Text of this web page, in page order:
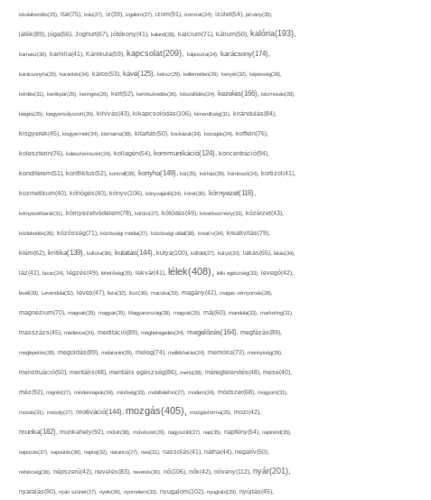
iskolakezdés(25), ital(75), ivás(27), íz(39), izgalom(27), izom(91), izomzat(24), ízület(54), járvány(35),
játék(89), jóga(56), Joghurt(67), jótékony(41), kaland(28), kalcium(71), kálium(50), kalória(193),
kamasz(30), kamilla(41), Kánikula(59), kapcsolat(209), káposzta(24), karácsony(174),
karácsonyfa(25), karantén(34), káros(53), kávé(125), keksz(29), kellemetlen(29), kenyér(32), képesség(28),
kérdés(31), kerékpár(25), keringés(26), kert(52), kertészkedés(26), készülődés(24), kezelés(166), kézmosás(28),
kiégés(25), kiegyensúlyozott(26), kihívás(43), kikapcsolódás(106), kimerültség(31), kirándulás(84),
kisgyerek(45), kisgyermek(34), kismama(38), kitartás(50), kockázat(34), kocogás(24), koffein(76),
koleszterin(76), koleszterinszint(24), kollagén(54), kommunikáció(124), koncentráció(94),
konditerem(51), konfliktus(52), kontroll(28), konyha(149), kór(25), kórház(29), kórokozó(24), kortizol(41),
kozmetikum(40), köhögés(40), könyv(106), könyvajánló(24), köret(30), környezet(116),
környezetbarát(31), környezetvédelem(78), köröm(27), kötődés(49), következmény(33), közérzet(43),
közlekedés(26), közösség(71), közösségi média(27), közösségi oldal(38), kreatív(34), kreativitás(79),
krém(62), kritika(139), kultúra(36), kutatás(144), kutya(100), külföld(27), kütyü(33), lakás(65), látás(34),
láz(42), lazac(24), légzés(49), lehetőség(25), lekvár(41), lélek(408), lelki egészség(33), levegő(42),
levél(28), Levendula(32), leves(47), lista(32), liszt(36), macska(33), magány(42), magas vérnyomás(28),
magnézium(70), magvak(25), magyar(25), Magyarország(28), magzat(25), máj(60), mandula(33), marketing(31),
masszázs(45), medence(24), meditáció(89), megbetegedés(24), megelőzés(164), megfázás(89),
meglepetés(28), megoldás(89), melatonin(29), meleg(74), mellékhatás(24), memória(72), mennyiség(26),
menstruáció(50), mentális(48), mentális egészség(86), menü(28), méregtelenítés(48), mese(40),
méz(92), migrén(27), mindennapok(34), minőség(33), mobiltelefon(27), modern(24), módszer(68), mogyoró(31),
mosás(31), mosoly(27), motiváció(144), mozgás(405), mozgásforma(25), mozi(42),
munka(182), munkahely(92), műtét(38), művészet(29), nagyszülő(27), nap(35), napfény(54), napirend(35),
napozás(37), napsütés(38), naptej(32), narancs(27), nasi(31), nassolás(41), nátha(44), negatív(50),
nehézség(36), népszerű(42), nevelés(83), nevetés(30), nő(106), nők(42), növény(112), nyár(201),
nyaralás(90), nyári szünet(27), nyelv(26), nyomelem(33), nyugalom(102), nyugtató(29), nyújtás(45),